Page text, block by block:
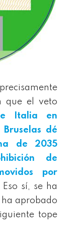
que el veto
e Italia en
dé
de 2035
de
por
Eso sí, se ha
ha aprobado
tope